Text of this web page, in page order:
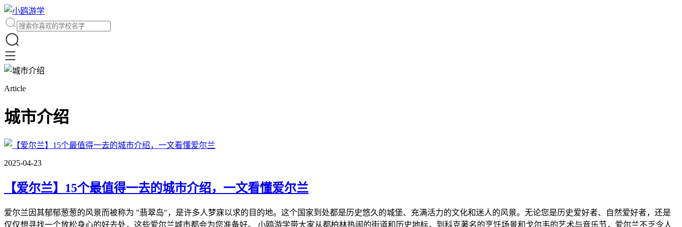
Article
城市介绍
2025-04-23
【爱尔兰】15个最值得一去的城市介绍，一文看懂爱尔兰
爱尔兰因其郁郁葱葱的风景而被称为 "翡翠岛"，是许多人梦寐以求的目的地。这个国家到处都是历史悠久的城堡、充满活力的文化和迷人的风景。无论您是历史爱好者、自然爱好者，还是
仅仅想寻找一个放松身心的好去处，这些爱尔兰城市都会为您准备好。 小鸥游学带大家从都柏林热闹的街道和历史地标，到科克著名的烹饪场景和戈尔韦的艺术与音乐节，爱尔兰不乏令人